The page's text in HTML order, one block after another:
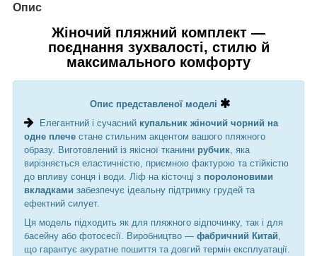
Опис
Жіночий пляжний комплект —
поєднання зухвалості, стилю й
максимального комфорту
Опис представленої моделі
Елегантний і сучасний купальник жіночий чорний на
одне плече стане стильним акцентом вашого пляжного
образу. Виготовлений із якісної тканини рубчик, яка
вирізняється еластичністю, приємною фактурою та стійкістю
до впливу сонця і води. Ліф на кісточці з поролоновими
вкладками забезпечує ідеальну підтримку грудей та
ефектний силует.
Ця модель підходить як для пляжного відпочинку, так і для
басейну або фотосесії. Виробництво — фабричний Китай,
що гарантує акуратне пошиття та довгий термін експлуатації.